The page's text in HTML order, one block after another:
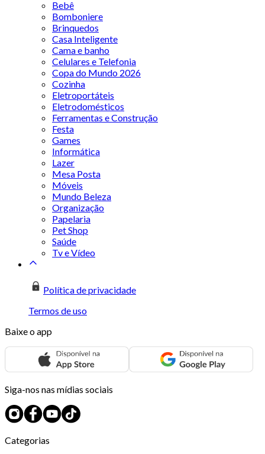
Bebê
Bomboniere
Brinquedos
Casa Inteligente
Cama e banho
Celulares e Telefonia
Copa do Mundo 2026
Cozinha
Eletroportáteis
Eletrodomésticos
Ferramentas e Construção
Festa
Games
Informática
Lazer
Mesa Posta
Móveis
Mundo Beleza
Organização
Papelaria
Pet Shop
Saúde
Tv e Vídeo
Política de privacidade
Termos de uso
Baixe o app
Siga-nos nas mídias sociais
Categorias